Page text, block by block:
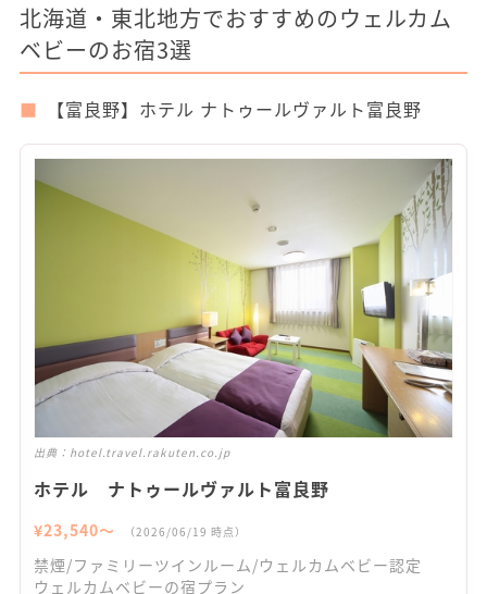
北海道・東北地方でおすすめのウェルカム
ベビーのお宿3選
【富良野】ホテル ナトゥールヴァルト富良野
出典： hotel.travel.rakuten.co.jp
ホテル ナトゥールヴァルト富良野
¥23,540〜 （2026/06/19 時点）
禁煙/ファミリーツインルーム/ウェルカムベビー認定
ウェルカムベビーの宿プラン